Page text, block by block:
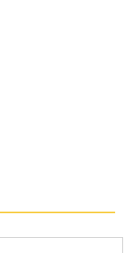
載聯發科天璣
+ 128GB ROM，
+ 5G 雙卡雙
5,000mAh 電
後置三鏡頭主相